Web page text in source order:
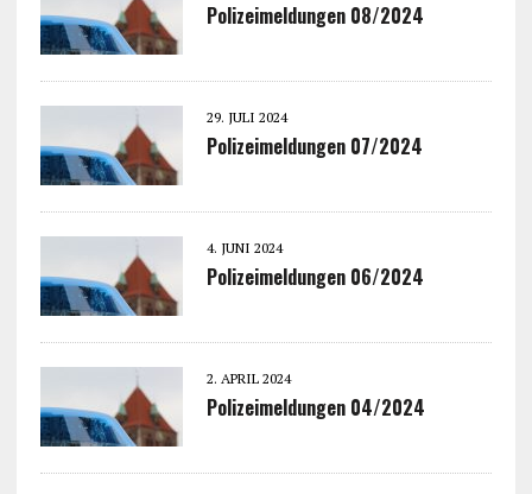
Polizeimeldungen 08/2024
29. JULI 2024
Polizeimeldungen 07/2024
4. JUNI 2024
Polizeimeldungen 06/2024
2. APRIL 2024
Polizeimeldungen 04/2024